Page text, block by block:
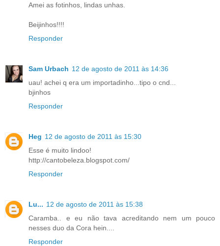
Amei as fotinhos, lindas unhas.
Beijinhos!!!!
Responder
Sam Urbach 12 de agosto de 2011 às 14:36
uau! achei q era um importadinho...tipo o cnd...
bjinhos
Responder
Heg 12 de agosto de 2011 às 15:30
Esse é muito lindoo!
http://cantobeleza.blogspot.com/
Responder
Lu... 12 de agosto de 2011 às 15:38
Caramba.. e eu não tava acreditando nem um pouco
nesses duo da Cora hein....
Responder